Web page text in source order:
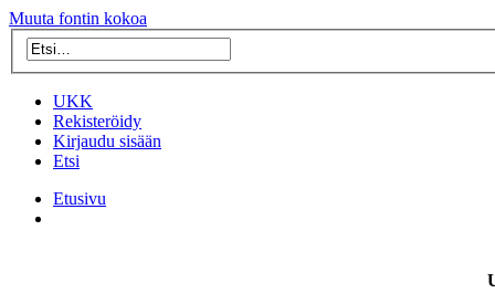
Muuta fontin kokoa
UKK
Rekisteröidy
Kirjaudu sisään
Etsi
Etusivu